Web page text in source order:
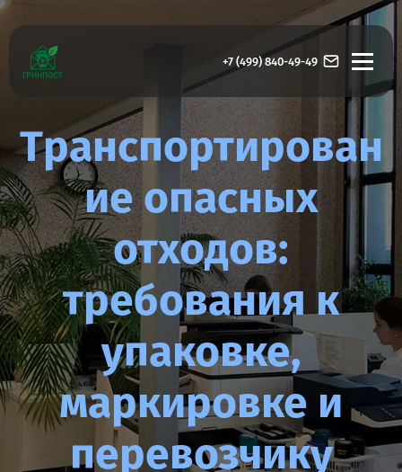
+7 (499) 840-49-49
Транспортирован
ие опасных
отходов:
требования к
упаковке,
маркировке и
перевозчику